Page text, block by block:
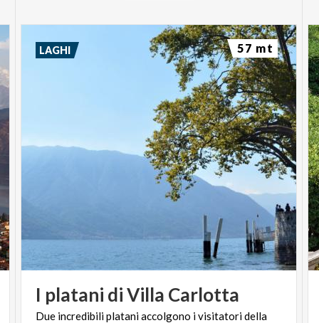
I platani diVilla Carlotta
Due incredibili platani accolgono i visitatori della
LAGHI 57 mt